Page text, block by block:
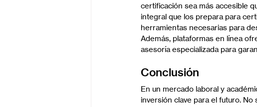
certificación sea más accesible
integral que los prepara para
herramientas necesarias para
Además, plataformas en línea
asesoría especializada para
Conclusión
En un mercado laboral y
inversión clave para el futuro.